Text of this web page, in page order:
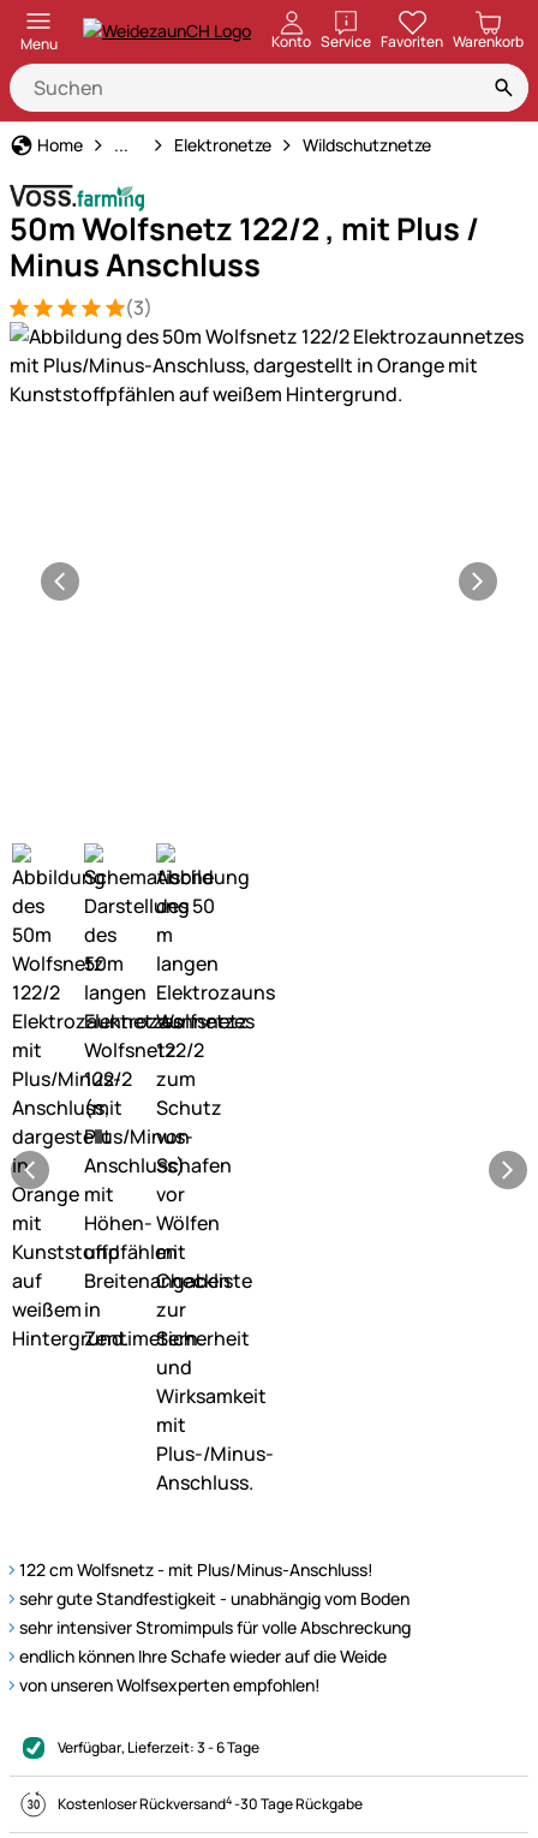
Menu Konto ServiceöffnenFavoriten Warenkorb
Home Weidezaun
... Elektronetze Wildschutznetze
50m Wolfsnetz 122/2 , mit Plus /
Minus Anschluss
Bewertung: 5 von 5 (3 Bewertungen)
3 Bewertungen
(3)
Produktgalerie
122 cm Wolfsnetz - mit Plus/Minus-Anschluss!
sehr gute Standfestigkeit - unabhängig vom Boden
sehr intensiver Stromimpuls für volle Abschreckung
endlich können Ihre Schafe wieder auf die Weide
von unseren Wolfsexperten empfohlen!
Verfügbar, Lieferzeit:3 - 6 Tage
Kostenloser Rückversand4-30 Tage Rückgabe